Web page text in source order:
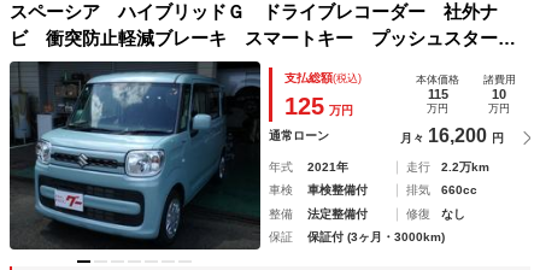
スペーシア ハイブリッドＧ ドライブレコーダー 社外ナ
ビ 衝突防止軽減ブレーキ スマートキー プッシュスター
ト アイドリングストップ レーンサポート ソナー オート
ライト オートエアコン サイドＷエアバッグ 電動格納ミラ
ー
支払総額(税込)
125 万円
本体価格
115
万円
諸費用
10
万円
通常ローン 月々 16,200 円
年式 2021年 走行
2.2万km
車検
車検整備付 排気
660cc
整備
法定整備付 修復
なし
保証
保証付 (3ヶ月・3000km)